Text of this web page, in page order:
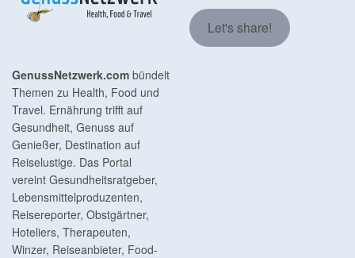
GenussNetzwerk.com bündelt
Themen zu Health, Food und
Travel. Ernährung trifft auf
Gesundheit, Genuss auf
Genießer, Destination auf
Reiselustige. Das Portal
vereint Gesundheitsratgeber,
Lebensmittelproduzenten,
Reisereporter, Obstgärtner,
Hoteliers, Therapeuten,
Winzer, Reiseanbieter, Food-
Let's share!